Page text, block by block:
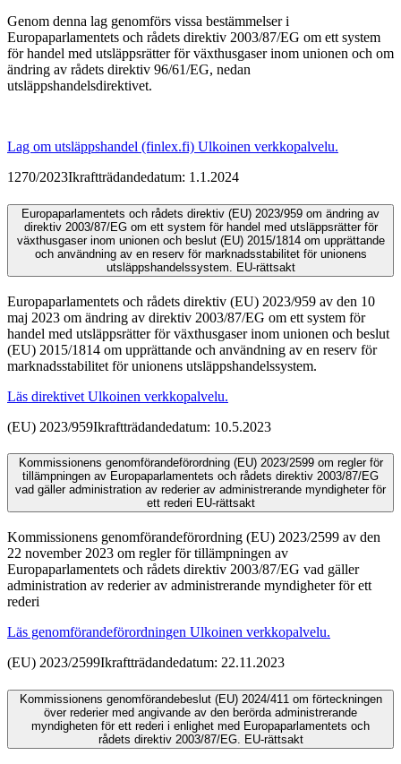
Genom denna lag genomförs vissa bestämmelser i
Europaparlamentets och rådets direktiv 2003/87/EG om ett system
för handel med utsläppsrätter för växthusgaser inom unionen och om
ändring av rådets direktiv 96/61/EG, nedan
utsläppshandelsdirektivet.
Lag om utsläppshandel (finlex.fi) Ulkoinen verkkopalvelu.
1270/2023Ikraftträdandedatum: 1.1.2024
Europaparlamentets och rådets direktiv (EU) 2023/959 om ändring av
direktiv 2003/87/EG om ett system för handel med utsläppsrätter för
växthusgaser inom unionen och beslut (EU) 2015/1814 om upprättande
och användning av en reserv för marknadsstabilitet för unionens
utsläppshandelssystem. EU-rättsakt
Europaparlamentets och rådets direktiv (EU) 2023/959 av den 10
maj 2023 om ändring av direktiv 2003/87/EG om ett system för
handel med utsläppsrätter för växthusgaser inom unionen och beslut
(EU) 2015/1814 om upprättande och användning av en reserv för
marknadsstabilitet för unionens utsläppshandelssystem.
Läs direktivet Ulkoinen verkkopalvelu.
(EU) 2023/959Ikraftträdandedatum: 10.5.2023
Kommissionens genomförandeförordning (EU) 2023/2599 om regler för
tillämpningen av Europaparlamentets och rådets direktiv 2003/87/EG
vad gäller administration av rederier av administrerande myndigheter för
ett rederi EU-rättsakt
Kommissionens genomförandeförordning (EU) 2023/2599 av den
22 november 2023 om regler för tillämpningen av
Europaparlamentets och rådets direktiv 2003/87/EG vad gäller
administration av rederier av administrerande myndigheter för ett
rederi
Läs genomförandeförordningen Ulkoinen verkkopalvelu.
(EU) 2023/2599Ikraftträdandedatum: 22.11.2023
Kommissionens genomförandebeslut (EU) 2024/411 om förteckningen
över rederier med angivande av den berörda administrerande
myndigheten för ett rederi i enlighet med Europaparlamentets och
rådets direktiv 2003/87/EG.
EU-rättsakt